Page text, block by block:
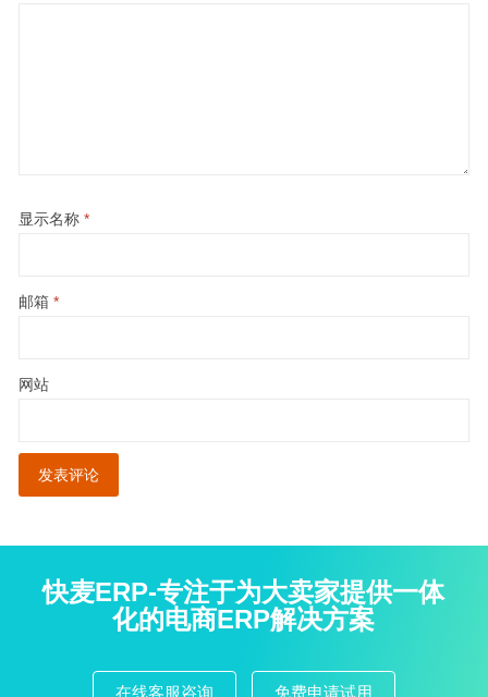
显示名称 *
邮箱 *
网站
快麦ERP-专注于为大卖家提供一体
化的电商ERP解决方案
在线客服咨询 免费申请试用